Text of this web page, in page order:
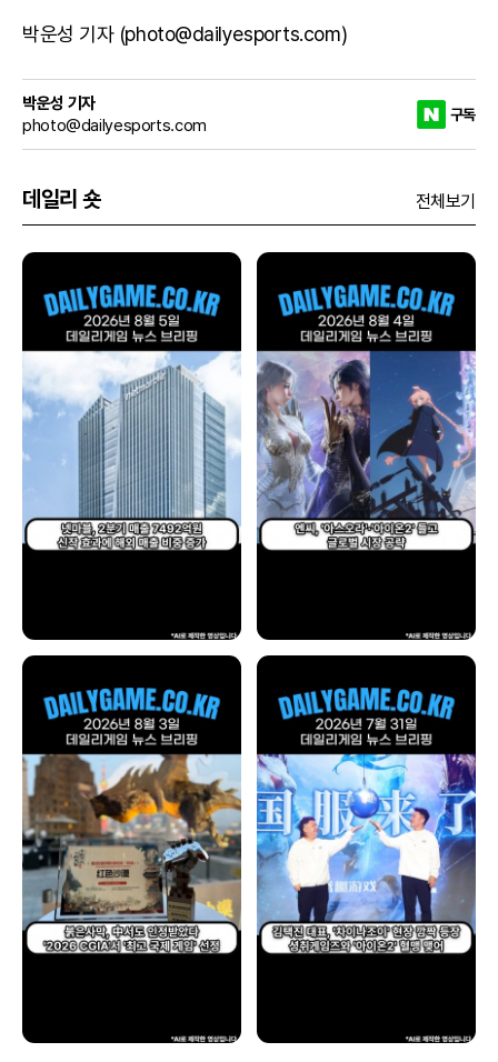
박운성 기자 (photo@dailyesports.com)
박운성 기자
photo@dailyesports.com
구독
데일리 숏 전체보기